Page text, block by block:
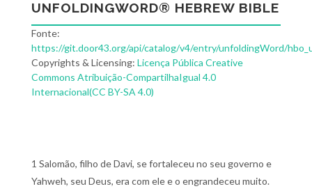
UNFOLDINGWORD® HEBREW BIBLE
Fonte:
https://git.door43.org/api/catalog/v4/entry/unfoldingWord/
Copyrights & Licensing: Licença Pública Creative
Commons Atribuição-CompartilhaIgual 4.0
Internacional(CC BY-SA 4.0)
1 Salomão, filho de Davi, se fortaleceu no seu governo e
Yahweh, seu Deus, era com ele e o engrandeceu muito.